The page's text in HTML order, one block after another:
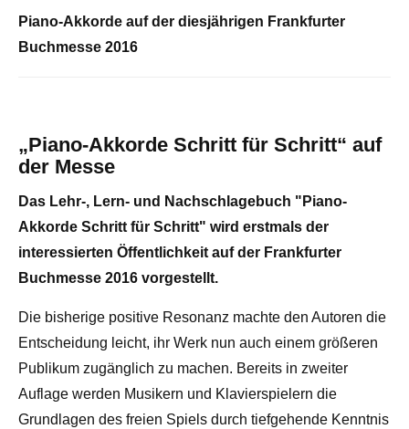
Piano-Akkorde auf der diesjährigen Frankfurter
Buchmesse 2016
„Piano-Akkorde Schritt für Schritt“ auf
der Messe
Das Lehr-, Lern- und Nachschlagebuch "Piano-
Akkorde Schritt für Schritt" wird erstmals der
interessierten Öffentlichkeit auf der Frankfurter
Buchmesse 2016 vorgestellt.
Die bisherige positive Resonanz machte den Autoren die
Entscheidung leicht, ihr Werk nun auch einem größeren
Publikum zugänglich zu machen. Bereits in zweiter
Auflage werden Musikern und Klavierspielern die
Grundlagen des freien Spiels durch tiefgehende Kenntnis